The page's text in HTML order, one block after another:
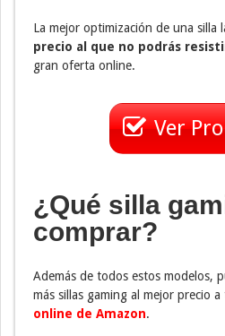
La mejor optimización de una silla
precio al que no podrás
gran oferta online.
Ver
¿Qué silla
comprar?
Además de todos estos modelos,
más sillas gaming al mejor precio a
online de Amazon.